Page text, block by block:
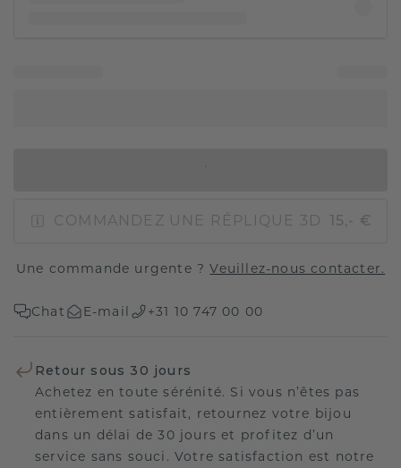
COMMANDEZ UNE RÉPLIQUE 3D 15,- €
Une commande urgente ?Veuillez-nous contacter.
Chat E-mail +31 10 747 00 00
Retour sous 30 jours
Achetez en toute sérénité. Si vous n’êtes pas
entièrement satisfait, retournez votre bijou
dans un délai de 30 jours et profitez d’un
service sans souci. Votre satisfaction est notre